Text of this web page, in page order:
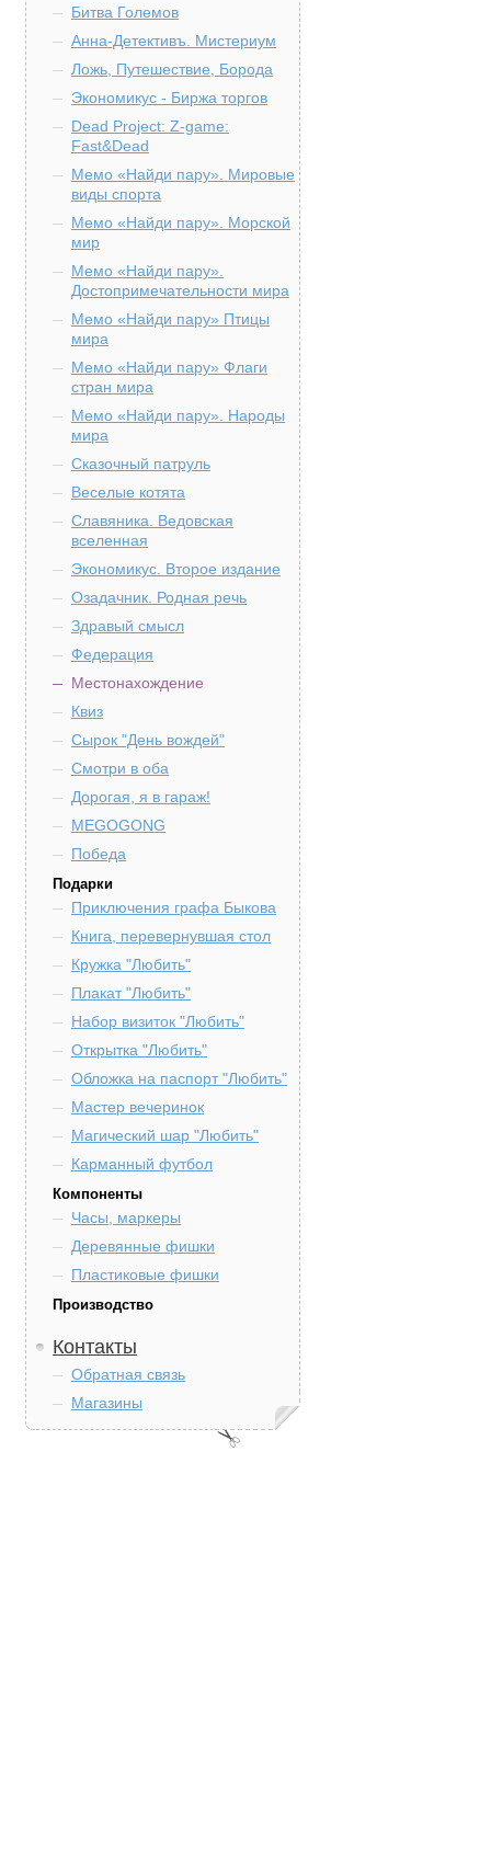
Битва Големов
Анна-Детективъ. Мистериум
Ложь, Путешествие, Борода
Экономикус - Биржа торгов
Dead Project: Z-game:
Fast&Dead
Мемо «Найди пару». Мировые
виды спорта
Мемо «Найди пару». Морской
мир
Мемо «Найди пару».
Достопримечательности мира
Мемо «Найди пару» Птицы
мира
Мемо «Найди пару» Флаги
стран мира
Мемо «Найди пару». Народы
мира
Сказочный патруль
Веселые котята
Славяника. Ведовская
вселенная
Экономикус. Второе издание
Озадачник. Родная речь
Здравый смысл
Федерация
Местонахождение
Квиз
Сырок "День вождей"
Смотри в оба
Дорогая, я в гараж!
MEGOGONG
Победа
Подарки
Приключения графа Быкова
Книга, перевернувшая стол
Кружка "Любить"
Плакат "Любить"
Набор визиток "Любить"
Открытка "Любить"
Обложка на паспорт "Любить"
Мастер вечеринок
Магический шар "Любить"
Карманный футбол
Компоненты
Часы, маркеры
Деревянные фишки
Пластиковые фишки
Производство
Контакты
Обратная связь
Магазины